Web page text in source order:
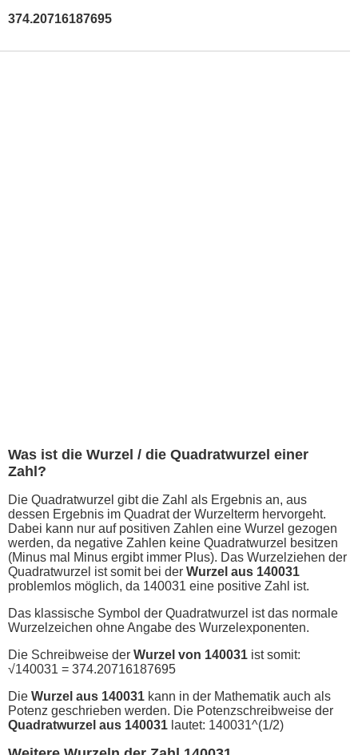
374.20716187695
Was ist die Wurzel / die Quadratwurzel einer
Zahl?
Die Quadratwurzel gibt die Zahl als Ergebnis an, aus
dessen Ergebnis im Quadrat der Wurzelterm hervorgeht.
Dabei kann nur auf positiven Zahlen eine Wurzel gezogen
werden, da negative Zahlen keine Quadratwurzel besitzen
(Minus mal Minus ergibt immer Plus). Das Wurzelziehen der
Quadratwurzel ist somit bei der Wurzel aus 140031
problemlos möglich, da 140031 eine positive Zahl ist.
Das klassische Symbol der Quadratwurzel ist das normale
Wurzelzeichen ohne Angabe des Wurzelexponenten.
Die Schreibweise der Wurzel von 140031 ist somit:
√140031 = 374.20716187695
Die Wurzel aus 140031 kann in der Mathematik auch als
Potenz geschrieben werden. Die Potenzschreibweise der
Quadratwurzel aus 140031 lautet: 140031^(1/2)